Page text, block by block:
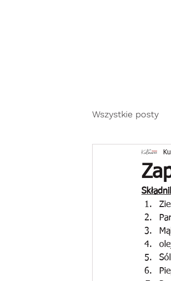
Wszystkie posty
Drożdżowe
Reklama
Sól